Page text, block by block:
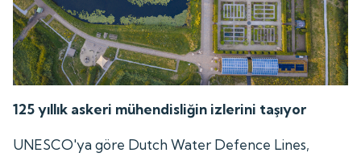
125 yıllık askeri mühendisliğin izlerini taşıyor
UNESCO'ya göre Dutch Water Defence Lines,